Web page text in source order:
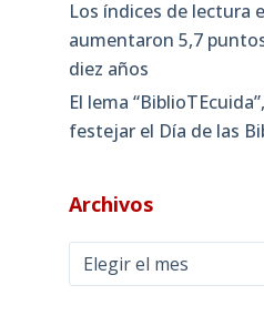
Los índices de lectura
aumentaron 5,7
diez años
El lema
festejar el Día de las
Archivos
Archivos